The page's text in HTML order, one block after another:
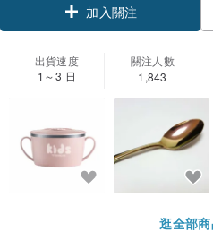
加入關注
出貨速度
1～3 日
關注人數
1,843
逛全部